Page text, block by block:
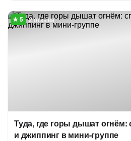
2 отзыва
Туда, где горы дышат огнём:
и джиппинг в мини-группе